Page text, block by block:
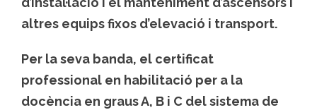
altres equips fixos d’elevació i transport.
Per la seva banda, el certificat
professional en habilitació per a la
docència en graus A, B i C del sistema de